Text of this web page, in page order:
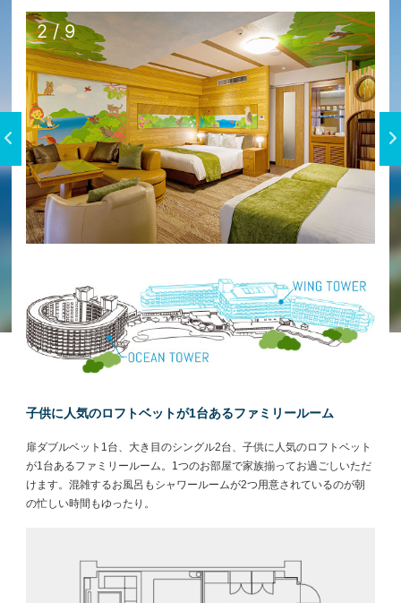
2/9
子供に人気のロフトベットが1台あるファミリールーム
扉ダブルベット1台、大き目のシングル2台、子供に人気のロフトベット
が1台あるファミリールーム。1つのお部屋で家族揃ってお過ごしいただ
けます。混雑するお風呂もシャワールームが2つ用意されているのが朝
の忙しい時間もゆったり。